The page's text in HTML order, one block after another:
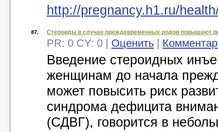
http://pregnancy.h1.ru/
87. Стероиды в случае преждевременных родов повышают
PR: 0 CY: 0 | Оценить |
Введение стероидных
женщинам до начала
может повысить риск
синдрома дефицита
(СДВГ), говорится в